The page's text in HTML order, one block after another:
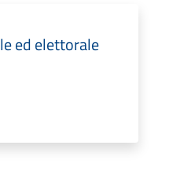
ed elettorale